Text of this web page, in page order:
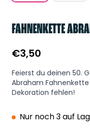
FAHNENKETTE
€3,50
Feierst du deinen 50.
Abraham
Dekoration fehlen!
Nur noch 3 auf